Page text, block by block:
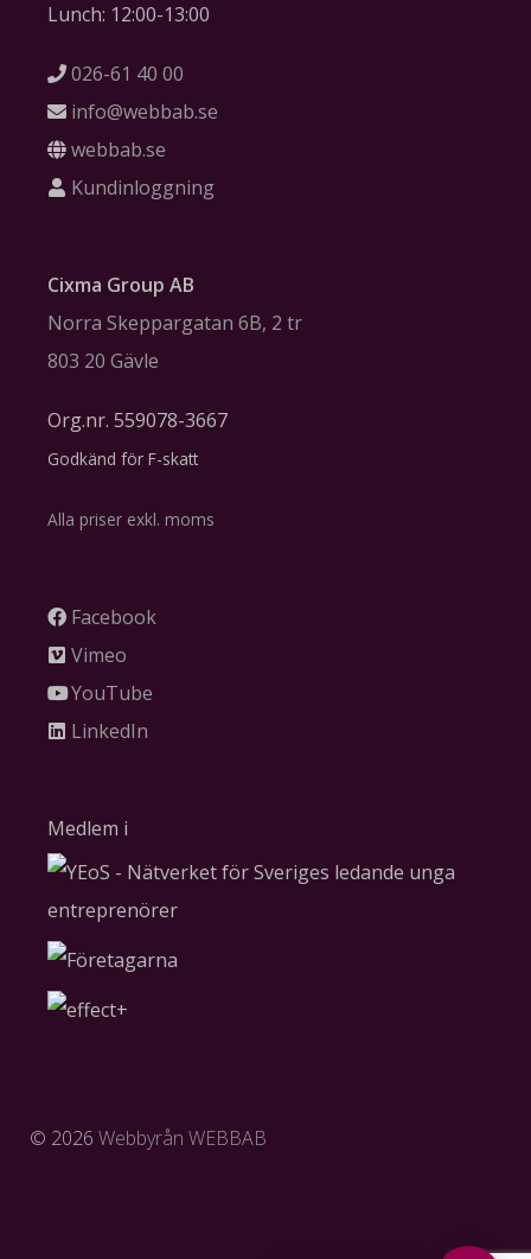
Lunch: 12:00-13:00
026-61 40 00
info@webbab.se
webbab.se
Kundinloggning
Cixma Group AB
Norra Skeppargatan 6B, 2 tr
803 20 Gävle
Org.nr. 559078-3667
Godkänd för F-skatt
Alla priser exkl. moms
Facebook
Vimeo
YouTube
LinkedIn
Medlem i
© 2026 Webbyrån WEBBAB